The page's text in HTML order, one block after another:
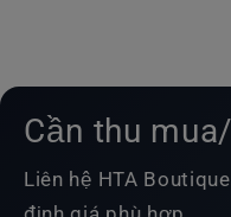
Cần thu
Liên hệ HTA